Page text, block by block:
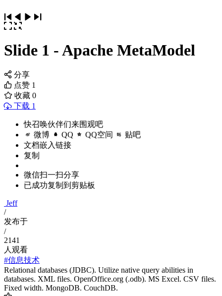
Slide 1 - Apache MetaModel
分享
点赞 1
收藏 0
下载 1
快召唤伙伴们来围观吧
微博 QQ QQ空间 贴吧
文档嵌入链接
复制
微信扫一扫分享
已成功复制到剪贴板
Jeff
/
发布于
/
2141
人观看
#信息技术
Relational databases (JDBC). Utilize native query abilities in
databases. XML files. OpenOffice.org (.odb). MS Excel. CSV files.
Fixed width. MongoDB. CouchDB.